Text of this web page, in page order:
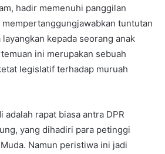
hadir memenuhi panggilan
tuntutan
kepada seorang anak
ini merupakan sebuah
legislatif terhadap muruah
adalah rapat biasa antra DPR
yang dihadiri para petinggi
Namun peristiwa ini jadi